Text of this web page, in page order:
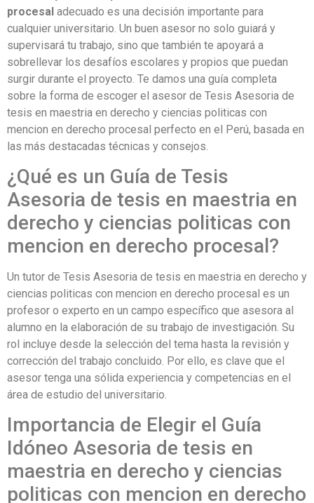
procesal adecuado es una decisión importante para
cualquier universitario. Un buen asesor no solo guiará y
supervisará tu trabajo, sino que también te apoyará a
sobrellevar los desafíos escolares y propios que puedan
surgir durante el proyecto. Te damos una guía completa
sobre la forma de escoger el asesor de Tesis Asesoria de
tesis en maestria en derecho y ciencias politicas con
mencion en derecho procesal perfecto en el Perú, basada en
las más destacadas técnicas y consejos.
¿Qué es un Guía de Tesis
Asesoria de tesis en maestria en
derecho y ciencias politicas con
mencion en derecho procesal?
Un tutor de Tesis Asesoria de tesis en maestria en derecho y
ciencias politicas con mencion en derecho procesal es un
profesor o experto en un campo específico que asesora al
alumno en la elaboración de su trabajo de investigación. Su
rol incluye desde la selección del tema hasta la revisión y
corrección del trabajo concluido. Por ello, es clave que el
asesor tenga una sólida experiencia y competencias en el
área de estudio del universitario.
Importancia de Elegir el Guía
Idóneo Asesoria de tesis en
maestria en derecho y ciencias
politicas con mencion en derecho